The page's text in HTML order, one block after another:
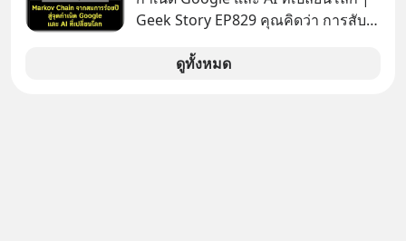
สร้างความมั่งคั่งระยะยาว แต่น้อยคน
นักที่จะลงลึกว่า ถ้าลงทุนใน RMF ควรรู้
อะไรบ้าง ควรดู ตรงไหน ทำอย่างไร ถึง
จะดีกับเรา แล้วเราควรรู้ข้อมูลอะไร
Geek Story EP829 คุณคิดว่า การสับ
นิวเคลียร์ อัลกอริทึมของ Google ที่ใช้
ดูทั้งหมด